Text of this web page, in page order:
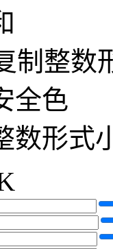
制 整数
全色
数形式